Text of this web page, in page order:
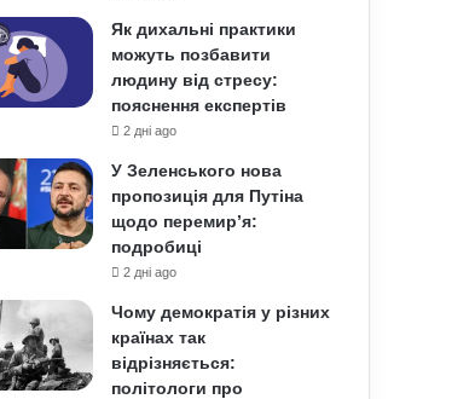
Як дихальні практики
можуть позбавити
людину від стресу:
пояснення експертів
2 дні ago
У Зеленського нова
пропозиція для Путіна
щодо перемир’я:
подробиці
2 дні ago
Чому демократія у різних
країнах так
відрізняється:
політологи про